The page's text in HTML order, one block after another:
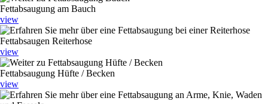
Fettabsaugung am Bauch
view
Fettabsaugen Reiterhose
view
Fettabsaugung Hüfte / Becken
view